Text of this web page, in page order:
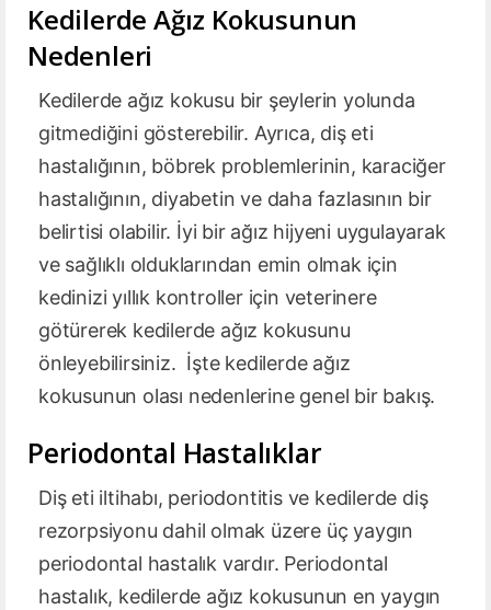
Kedilerde Ağız Kokusunun
Nedenleri
Kedilerde ağız kokusu bir şeylerin yolunda
gitmediğini gösterebilir. Ayrıca, diş eti
hastalığının, böbrek problemlerinin, karaciğer
hastalığının, diyabetin ve daha fazlasının bir
belirtisi olabilir. İyi bir ağız hijyeni uygulayarak
ve sağlıklı olduklarından emin olmak için
kedinizi yıllık kontroller için veterinere
götürerek kedilerde ağız kokusunu
önleyebilirsiniz. İşte kedilerde ağız
kokusunun olası nedenlerine genel bir bakış.
Periodontal Hastalıklar
Diş eti iltihabı, periodontitis ve kedilerde diş
rezorpsiyonu dahil olmak üzere üç yaygın
periodontal hastalık vardır. Periodontal
hastalık, kedilerde ağız kokusunun en yaygın